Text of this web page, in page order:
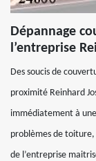
Dépannage
l’entreprise
Des soucis de
proximité Reinhard
immédiatement à
problèmes de toiture,
de l’entreprise